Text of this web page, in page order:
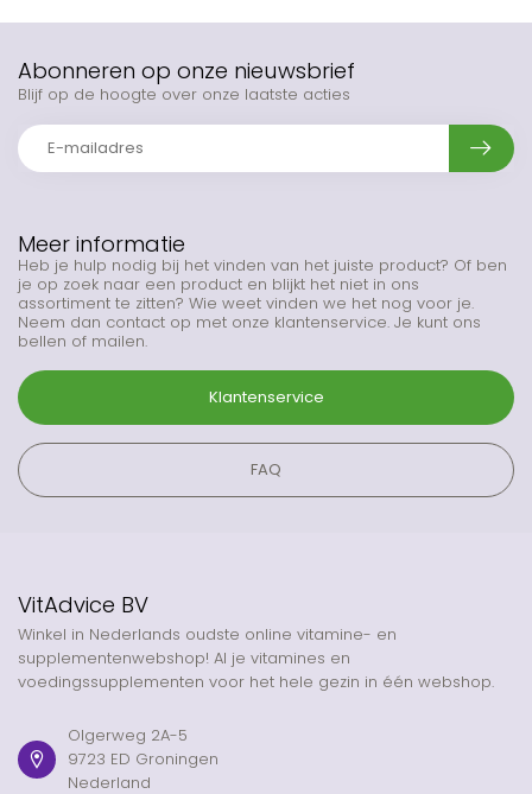
Meer informatie
Heb je hulp nodig bij het vinden van het juiste product? Of ben
je op zoek naar een product en blijkt het niet in ons
assortiment te zitten? Wie weet vinden we het nog voor je.
Neem dan contact op met onze klantenservice. Je kunt ons
bellen of mailen.
Klantenservice
FAQ
Abonneren op onze nieuwsbrief
Blijf op de hoogte over onze laatste acties
VitAdvice BV
Winkel in Nederlands oudste online vitamine- en
supplementenwebshop! Al je vitamines en
voedingssupplementen voor het hele gezin in één webshop.
Olgerweg 2A-5
9723 ED Groningen
Nederland